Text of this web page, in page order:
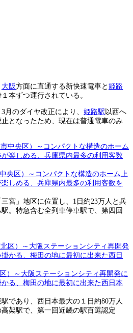
大阪方面に直通する新快速電車と 姫路
本ずつ運行されている。
月のダイヤ改正により、 姫路駅以西へ
となったため、現在は普通電車のみ
央区）～コンパクトな構造のホーム上
しめる、兵庫県内最多の利用客数を
宮」地区に位置し、1日約23万人と兵
。特急含む全列車停車駅で、第四回
）～大阪ステーションシティ再開発に
る、梅田の地に最初に出来た西日本
であり、西日本最大の１日約80万人
架駅で、第一回近畿の駅百選認定